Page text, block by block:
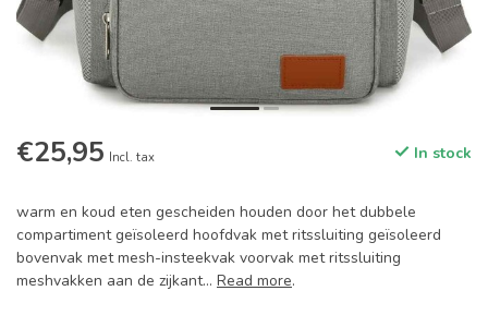
€25,95 Incl. tax In stock
warm en koud eten gescheiden houden door het dubbele
compartiment geïsoleerd hoofdvak met ritssluiting geïsoleerd
bovenvak met mesh-insteekvak voorvak met ritssluiting
meshvakken aan de zijkant... Read more.